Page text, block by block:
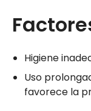
Higiene
Uso
favorece la